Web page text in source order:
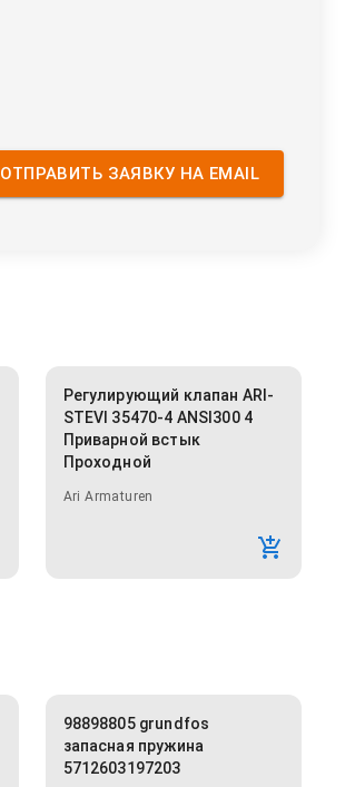
ОТПРАВИТЬ ЗАЯВКУ НА EMAIL
Регулирующий клапан ARI-
STEVI 35470-4 ANSI300 4
Приварной встык
Проходной
Ari Armaturen
98898805 grundfos
запасная пружина
5712603197203